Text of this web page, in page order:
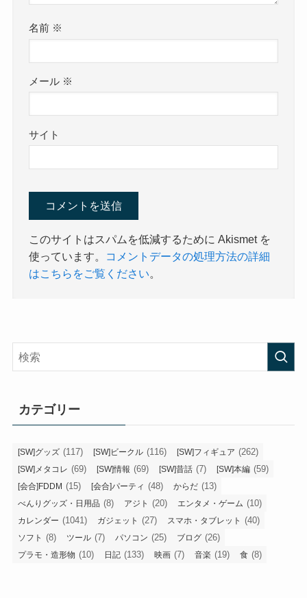
名前 ※
メール ※
サイト
このサイトはスパムを低減するために Akismet を
使っています。
コメントデータの処理方法の詳細
はこちらをご覧ください。
カテゴリー
[SW]グッズ (117) [SW]ビークル (116) [SW]フィギュア (262)
[SW]メタコレ (69) [SW]情報 (69) [SW]昔話 (7) [SW]本編 (59)
[会合]FDDM (15) [会合]パーティ (48) からだ (13)
べんりグッズ・日用品 (8) アジト (20) エンタメ・ゲーム (10)
カレンダー (1041) ガジェット (27) スマホ・タブレット (40)
ソフト (8) ツール (7) パソコン (25) ブログ (26)
プラモ・造形物 (10) 日記 (133) 映画 (7) 音楽 (19) 食 (8)